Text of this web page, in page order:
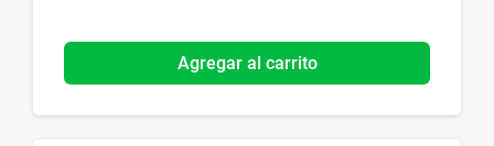
Agregar al carrito